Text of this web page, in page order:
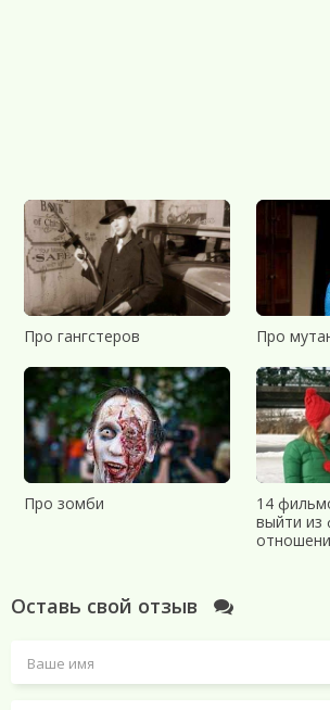
Про гангстеров Про
Про зомби
14
выйти из
Оставь свой отзыв